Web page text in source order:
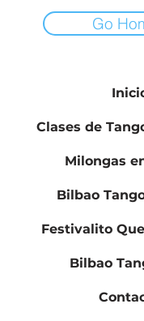
Go
Clases de
Milongas
Bilbao
Festivalito
Bilbao